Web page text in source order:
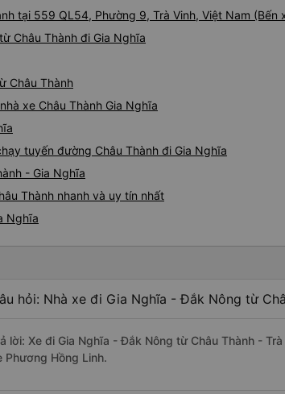
tại 559 QL54, Phường 9, Trà Vinh, Việt Nam (Bến
Châu Thành đi Gia Nghĩa
Châu Thành
xe Châu Thành Gia Nghĩa
tuyến đường Châu Thành đi Gia Nghĩa
- Gia Nghĩa
Thành nhanh và uy tín nhất
Nghĩa
hỏi: Nhà xe đi Gia Nghĩa - Đắk Nông từ
lời: Xe đi Gia Nghĩa - Đắk Nông từ Châu Thành -
Phương Hồng Linh.